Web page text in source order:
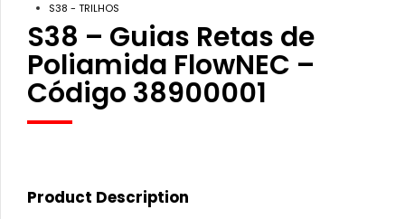
S38 - TRILHOS
S38 – Guias Retas de
Poliamida FlowNEC –
Código 38900001
Product Description